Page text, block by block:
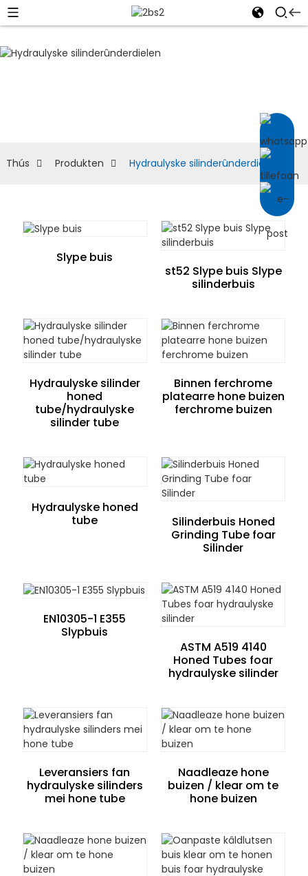
Thús Produkten Hydraulyske silinderûnderdielen
Slype buis
st52 Slype buis Slype
silinderbuis
Hydraulyske silinder
honed
tube/hydraulyske
silinder tube
Binnen ferchrome
platearre hone buizen
ferchrome buizen
Hydraulyske honed
tube
Silinderbuis Honed
Grinding Tube foar
Silinder
EN10305-1 E355
Slypbuis
ASTM A519 4140
Honed Tubes foar
hydraulyske silinder
Leveransiers fan
hydraulyske silinders
mei hone tube
Naadleaze hone
buizen / klear om te
hone buizen